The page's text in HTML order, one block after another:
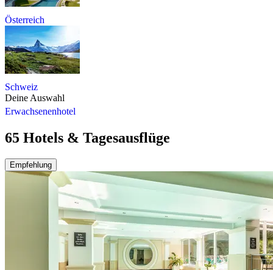
Österreich
Schweiz
Deine Auswahl
Erwachsenenhotel
65 Hotels & Tagesausflüge
Empfehlung